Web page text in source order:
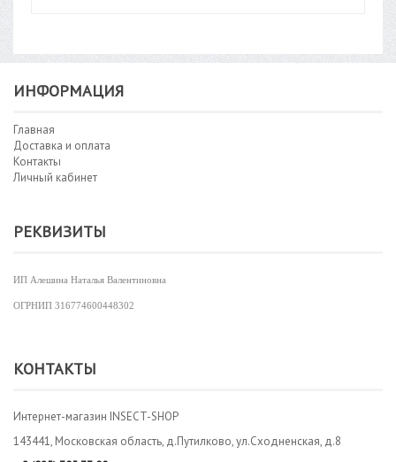
ИНФОРМАЦИЯ
Главная
Доставка и оплата
Контакты
Личный кабинет
РЕКВИЗИТЫ
ИП Алешина Наталья Валентиновна
ОГРНИП 316774600448302
КОНТАКТЫ
Интернет-магазин INSECT-SHOP
143441, Московская область, д.Путилково, ул.Сходненская, д.8